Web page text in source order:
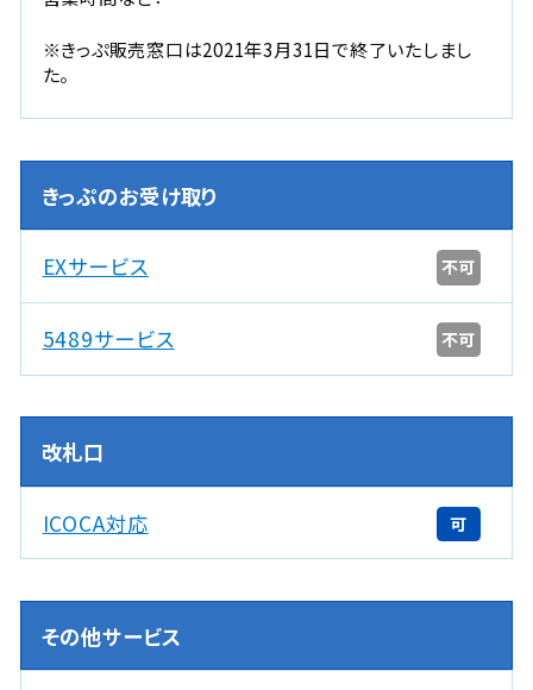
※きっぷ販売窓口は2021年3月31日で終了いたしまし
た。
きっぷのお受け取り
EXサービス 不可
5489サービス 不可
改札口
ICOCA対応 可
その他サービス